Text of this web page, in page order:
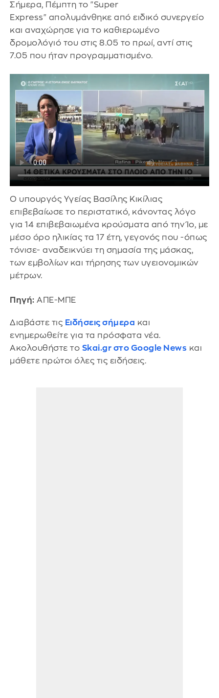
Σήμερα, Πέμπτη το "Super
Express" απολυμάνθηκε από ειδικό συνεργείο
και αναχώρησε για το καθιερωμένο
δρομολόγιό του στις 8.05 το πρωί, αντί στις
7.05 που ήταν προγραμματισμένο.
Ο υπουργός Υγείας Βασίλης Κικίλιας
επιβεβαίωσε το περιστατικό, κάνοντας λόγο
για 14 επιβεβαιωμένα κρούσματα από την Ίο, με
μέσο όρο ηλικίας τα 17 έτη, γεγονός που -όπως
τόνισε- αναδεικνύει τη σημασία της μάσκας,
των εμβολίων και τήρησης των υγειονομικών
μέτρων.
Πηγή: ΑΠΕ-ΜΠΕ
Διαβάστε τις Ειδήσεις σήμερα και
ενημερωθείτε για τα πρόσφατα νέα.
Ακολουθήστε το Skai.gr στο Google News και
μάθετε πρώτοι όλες τις ειδήσεις.